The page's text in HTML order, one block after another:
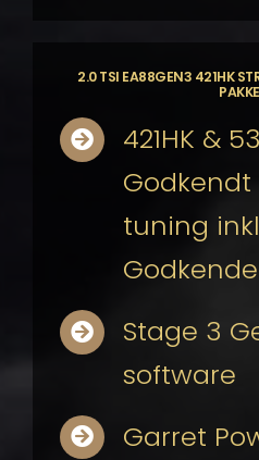
2.0 TSI EA88GEN3 421HK
421HK &
Godkendt
tuning
Stage 3
software
Garret